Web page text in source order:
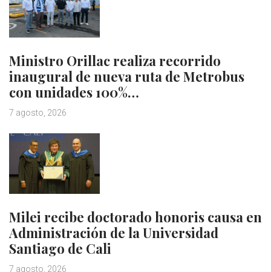
Ministro Orillac realiza recorrido
inaugural de nueva ruta de Metrobus
con unidades 100%…
7 agosto, 2026
Milei recibe doctorado honoris causa en
Administración de la Universidad
Santiago de Cali
7 agosto, 2026